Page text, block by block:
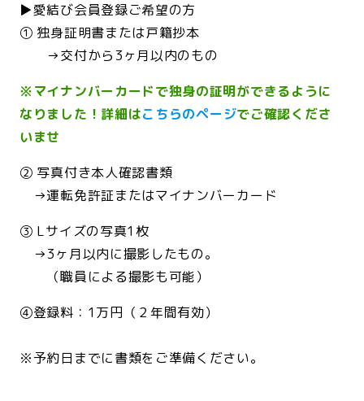
▶愛結び会員登録ご希望の方
① 独身証明書または戸籍抄本
→交付から3ヶ月以内のもの
※マイナンバーカードで独身の証明ができるように
なりました！詳細はこちらのページでご確認くださ
いませ
② 写真付き本人確認書類
→運転免許証またはマイナンバーカード
③ Lサイズの写真1枚
→3ヶ月以内に撮影したもの。
（職員による撮影も可能）
④登録料：1万円（２年間有効）
※予約日までに書類をご準備ください。